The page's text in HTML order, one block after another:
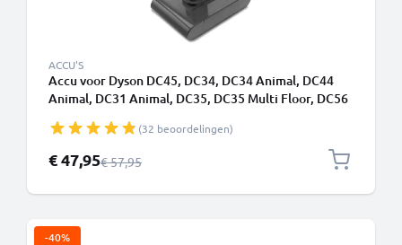
ACCU'S
Accu voor Dyson DC45, DC34, DC34 Animal, DC44
Animal, DC31 Animal, DC35, DC35 Multi Floor, DC56
(32 beoordelingen)
Speciale prijs
€ 47,95Normale prijs
€ 57,95
-40%